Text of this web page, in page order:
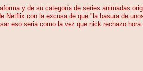
y de su categoría de series animadas
Netflix con la excusa de que "la basura de
eso seria como la vez que nick rechazo